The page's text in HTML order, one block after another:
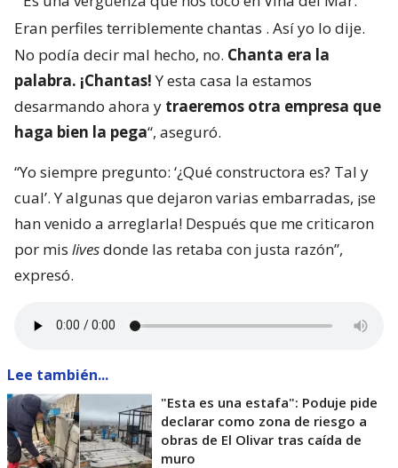
Eran perfiles terriblemente chantas . Así yo lo dije.
No podía decir mal hecho, no. Chanta era la
palabra. ¡Chantas!Y esta casa la estamos
desarmando ahora y traeremos otra empresa que
haga bien la pega“, aseguró.
“Yo siempre pregunto: ‘¿Qué constructora es? Tal y
cual’. Y algunas que dejaron varias embarradas, ¡se
han venido a arreglarla! Después que me criticaron
por mis livesdonde las retaba con justa razón”,
expresó.
Lee también...
"Esta es una estafa": Poduje pide
declarar como zona de riesgo a
obras de El Olivar tras caída de
muro